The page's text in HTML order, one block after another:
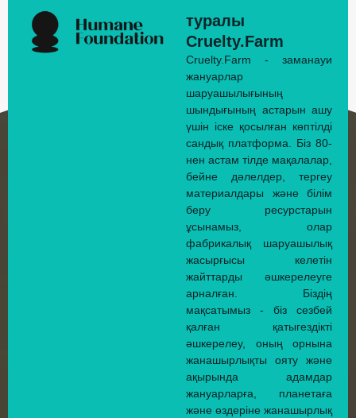
туралы
Cruelty.Farm
Cruelty.Farm - заманауи
жануарлар
шаруашылығының
шындығының астарын ашу
үшін іске қосылған көптілді
сандық платформа. Біз 80-
нен астам тілде мақалалар,
бейне дәлелдер, тергеу
материалдары және білім
беру ресурстарын
ұсынамыз, олар
фабрикалық шаруашылық
жасырғысы келетін
жайттарды әшкерелеуге
арналған. Біздің
мақсатымыз - біз сезбей
қалған қатыгездікті
әшкерелеу, оның орнына
жанашырлықты ояту және
ақырында адамдар
жануарларға, планетаға
және өздеріне жанашырлық